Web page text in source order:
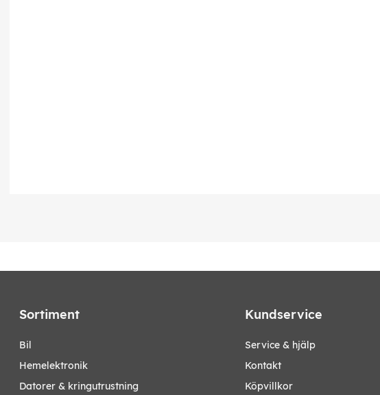
Sortiment
bil
hemelektronik
datorer & kringutrustning
Kundservice
Service & hjälp
Kontakt
Köpvillkor